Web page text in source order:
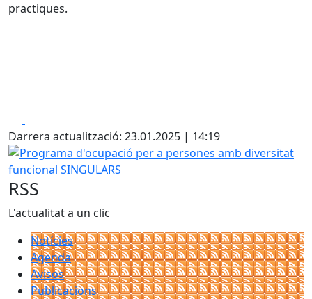
practiques.
Darrera actualització: 23.01.2025 | 14:19
Programa d'ocupació per a persones amb diversitat
RSS
L'actualitat a un clic
Notícies
Agenda
Avisos
Publicacions